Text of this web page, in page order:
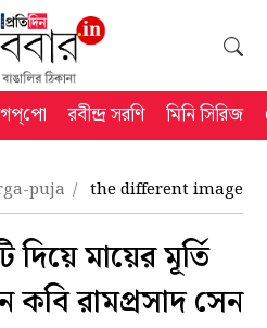
রবীন্দ্র সরণি মিনি সিরিজ
puja the different image
দিয়ে মায়ের মূর্তি
কবি রামপ্রসাদ সেন